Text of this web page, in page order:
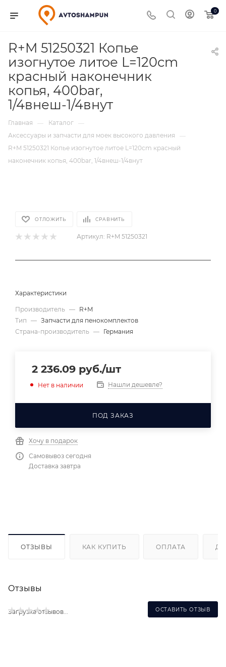
0
R+M 51250321 Копье
изогнутое литое L=120cm
красный наконечник
копья, 400bar,
1/4внеш-1/4внут
Главная — Каталог —
Аксессуары и запчасти для моек высокого давления
—
R+M 51250321 Копье изогнутое литое L=120cm красный
наконечник копья, 400bar, 1/4внеш-1/4внут
ОТЛОЖИТЬ СРАВНИТЬ
Артикул: R+M 51250321
Характеристики
Производитель — R+M
Тип — Запчасти для пенокомплектов
Страна-производитель — Германия
2 236.09 руб./шт
Нет в наличии Нашли дешевле?
ПОД ЗАКАЗ
Хочу в подарок
Самовывоз сегодня
Доставка завтра
ОТЗЫВЫ КАК КУПИТЬ ОПЛАТА
Отзывы
ОСТАВИТЬ ОТЗЫВ
Загрузка отзывов...